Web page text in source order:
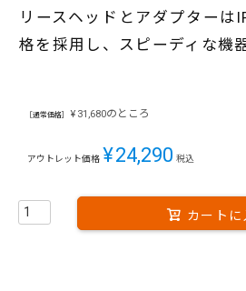
リースヘッドとアダプターは
格を採用し、スピーディな機
［通常価格］ ¥ 31,680のところ
アウトレット価格 ¥24,290 税込
カートに